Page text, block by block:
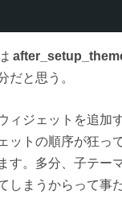
だと思う。
ィジェットを追加
ットの順序が狂っ
す。多分、子テー
しまうからって事